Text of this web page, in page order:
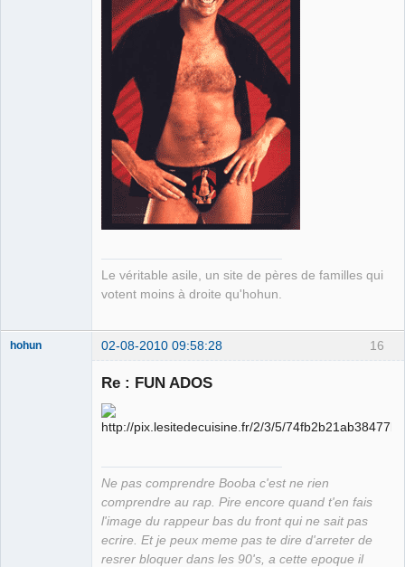
Le véritable asile, un site de pères de familles qui
votent moins à droite qu'hohun.
16
hohun 02-08-2010 09:58:28
Re : FUN ADOS
Ne pas comprendre Booba c'est ne rien
comprendre au rap. Pire encore quand t'en fais
l'image du rappeur bas du front qui ne sait pas
ecrire. Et je peux meme pas te dire d'arreter de
resrer bloquer dans les 90's, a cette epoque il